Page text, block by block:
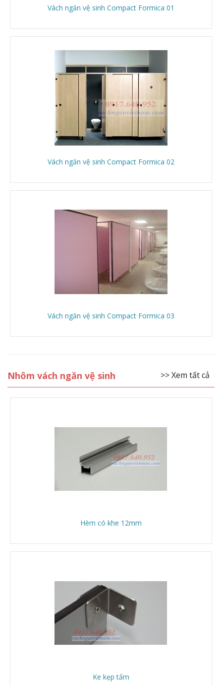
Vách ngăn vệ sinh Compact Formica 01
Vách ngăn vệ sinh Compact Formica 02
Vách ngăn vệ sinh Compact Formica 03
Nhôm vách ngăn vệ sinh >> Xem tất cả
Hèm có khe 12mm
Ke kẹp tấm